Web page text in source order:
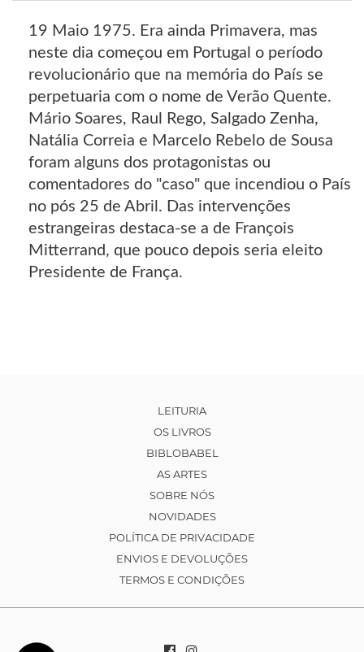
19 Maio 1975. Era ainda Primavera, mas
neste dia começou em Portugal o período
revolucionário que na memória do País se
perpetuaria com o nome de Verão Quente.
Mário Soares, Raul Rego, Salgado Zenha,
Natália Correia e Marcelo Rebelo de Sousa
foram alguns dos protagonistas ou
comentadores do "caso" que incendiou o País
no pós 25 de Abril. Das intervenções
estrangeiras destaca-se a de François
Mitterrand, que pouco depois seria eleito
Presidente de França.
LEITURIA
OS LIVROS
BIBLOBABEL
AS ARTES
SOBRE NÓS
NOVIDADES
POLÍTICA DE PRIVACIDADE
ENVIOS E DEVOLUÇÕES
TERMOS E CONDIÇÕES